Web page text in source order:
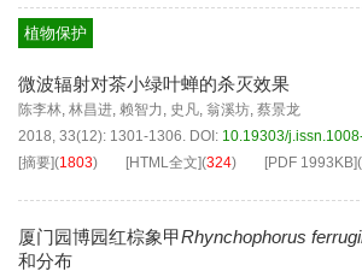
植物保护
微波辐射对茶小绿叶蝉的杀灭效果
陈李林, 林昌进, 赖智力, 史凡, 翁溪坊, 蔡景龙
2018, 33(12): 1301-1306. DOI: 10.19303/
[摘要](1803) [HTML全文](324) [PDF 1993KB](
厦门园博园红棕象甲Rhynchophorus
和分布